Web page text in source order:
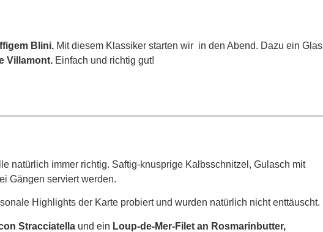
Blini. Mit diesem Klassiker starten wir in den Abend. Dazu ein Glas
Villamont. Einfach und richtig gut!
natürlich immer richtig. Saftig-knusprige Kalbsschnitzel, Gulasch mit
Gängen serviert werden.
Highlights der Karte probiert und wurden natürlich nicht enttäuscht.
Stracciatella und ein Loup-de-Mer-Filet an Rosmarinbutter,